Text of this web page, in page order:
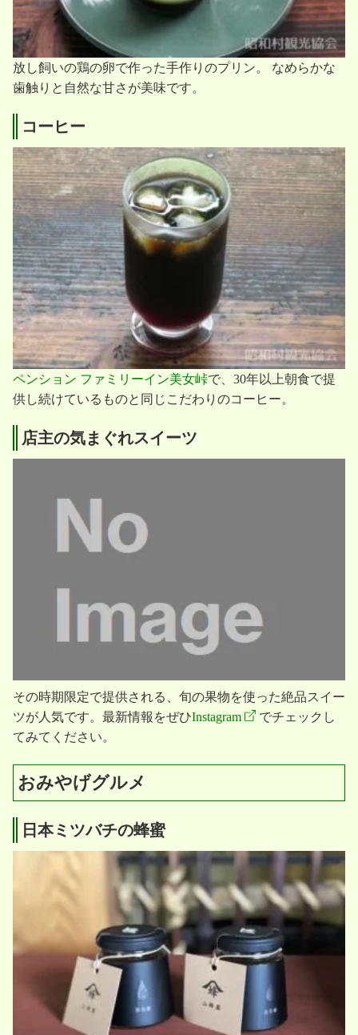
放し飼いの鶏の卵で作った手作りのプリン。
なめらかな
歯触りと自然な甘さが美味です。
コーヒー
ペンション ファミリーイン美女峠で、30年以上朝食で提
供し続けているものと同じこだわりのコーヒー。
店主の気まぐれスイーツ
その時期限定で提供される、旬の果物を使った絶品スイー
ツが人気です。最新情報をぜひInstagram
でチェックし
てみてください。
おみやげグルメ
日本ミツバチの蜂蜜